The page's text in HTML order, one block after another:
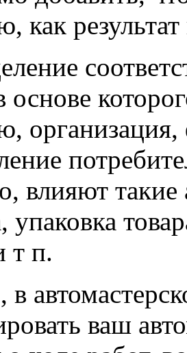
как
основе
организация,
влияют
упаковка
т п.
ваш